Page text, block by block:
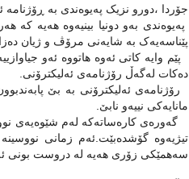
جۆردا ،دورو نزیک په‌یوه‌ندی به‌ ڕۆژنامه‌
په‌یوه‌ندی به‌و دونیا بینیه‌وه‌ هه‌یه‌ که‌
پێناسه‌یه‌ک به‌ شایه‌نی مرۆڤ و ژیان
پێم وایه‌ کاتی ئه‌وه‌ هاتووه‌ ئه‌و
ده‌کات له‌گه‌ڵ رۆژنامه‌ی ئه‌لیکترۆنی.
رۆژنامه‌ی ئه‌لیکترۆنی به‌ بێ
مانایه‌کی نییه‌و نابێ.
گه‌وره‌ی کاره‌ساته‌که له‌م شێوه‌یه‌ی
تیژیه‌وه‌ گۆشده‌بێت.ئه‌م زمانی
سه‌همێکی زۆری هه‌یه‌ له‌ دروست بونی